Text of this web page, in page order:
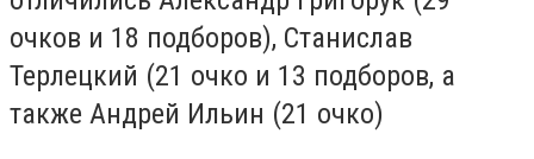
очков и 18 подборов), Станислав
Терлецкий (21 очко и 13 подборов, а
также Андрей Ильин (21 очко)